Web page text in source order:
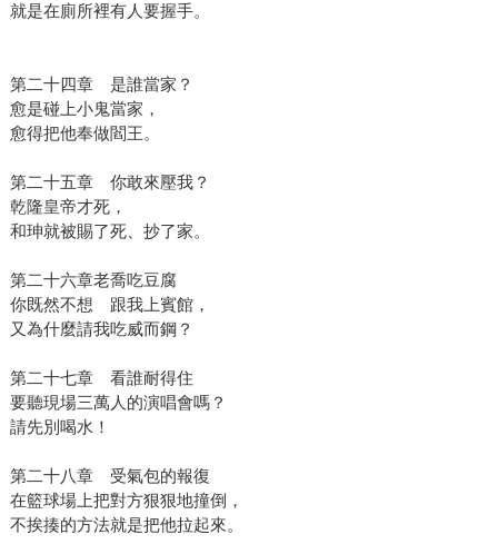
就是在廁所裡有人要握手。
第二十四章 是誰當家？
愈是碰上小鬼當家，
愈得把他奉做閻王。
第二十五章 你敢來壓我？
乾隆皇帝才死，
和珅就被賜了死、抄了家。
第二十六章老喬吃豆腐
你既然不想 跟我上賓館，
又為什麼請我吃威而鋼？
第二十七章 看誰耐得住
要聽現場三萬人的演唱會嗎？
請先別喝水！
第二十八章 受氣包的報復
在籃球場上把對方狠狠地撞倒，
不挨揍的方法就是把他拉起來。